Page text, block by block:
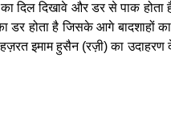
दिल दिखावे और डर से पाक होता
डर होता है जिसके आगे बादशाहों
हज़रत इमाम हुसैन (रज़ी) का